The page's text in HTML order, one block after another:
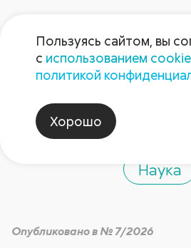
АПК
Наука
Опубликовано в № 7/2026
Пользуясь сайтом, вы
с использованием
политикой
Хорошо